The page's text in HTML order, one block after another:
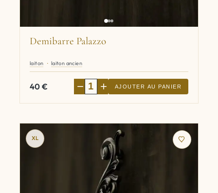
Demibarre Palazzo
laiton laiton ancien
40€ − + AJOUTER AU PANIER
XL